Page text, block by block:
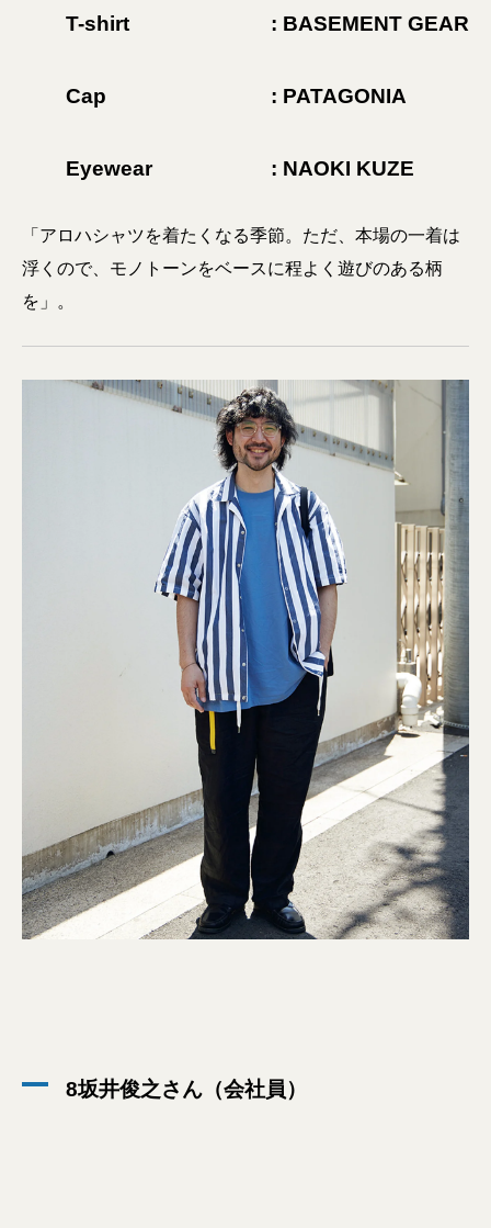
T-shirt
Cap
Eyewear
: BASEMENT GEAR
: PATAGONIA
: NAOKI KUZE
「アロハシャツを着たくなる季節。ただ、本場の一着は
浮くので、モノトーンをベースに程よく遊びのある柄
を」。
8坂井俊之さん（会社員）